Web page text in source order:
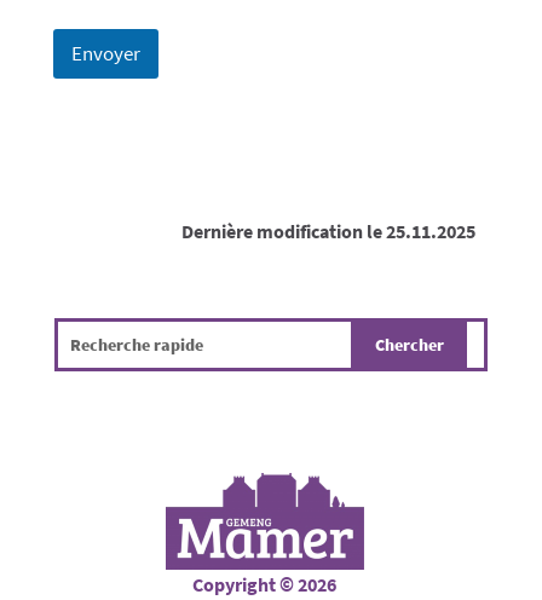
Envoyer
Dernière modification le 25.11.2025
Copyright © 2026